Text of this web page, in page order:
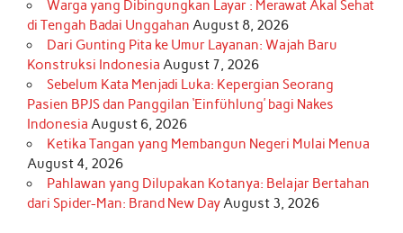
Warga yang Dibingungkan Layar : Merawat Akal Sehat
di Tengah Badai Unggahan August 8, 2026
Dari Gunting Pita ke Umur Layanan: Wajah Baru
Konstruksi Indonesia August 7, 2026
Sebelum Kata Menjadi Luka: Kepergian Seorang
Pasien BPJS dan Panggilan ‘Einfühlung’ bagi Nakes
Indonesia August 6, 2026
Ketika Tangan yang Membangun Negeri Mulai Menua
August 4, 2026
Pahlawan yang Dilupakan Kotanya: Belajar Bertahan
dari Spider-Man: Brand New DayAugust 3, 2026